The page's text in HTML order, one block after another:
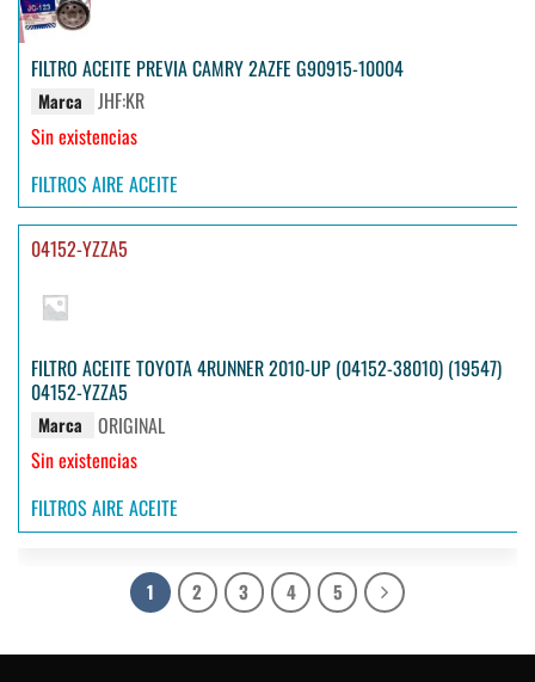
FILTRO ACEITE PREVIA CAMRY 2AZFE G90915-10004
Marca
JHF:KR
Sin existencias
FILTROS AIRE ACEITE
04152-YZZA5
FILTRO ACEITE TOYOTA 4RUNNER 2010-UP (04152-38010) (19547)
04152-YZZA5
Marca
ORIGINAL
Sin existencias
FILTROS AIRE ACEITE
1 2 3 4 5